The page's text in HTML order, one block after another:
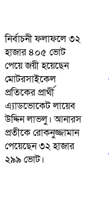
নির্বাচনী ফলাফলে ৩২
হাজার ৪০৫ ভোট
পেয়ে জয়ী হয়েছেন
মোটরসাইকেল
প্রতিকের প্রার্থী
এ্যাডভোকেট লায়েব
উদ্দিন লাভলু। আনারস
প্রতীকে রোকনুজ্জামান
পেয়েছেন ৩২ হাজার
২৯৯ ভোট।